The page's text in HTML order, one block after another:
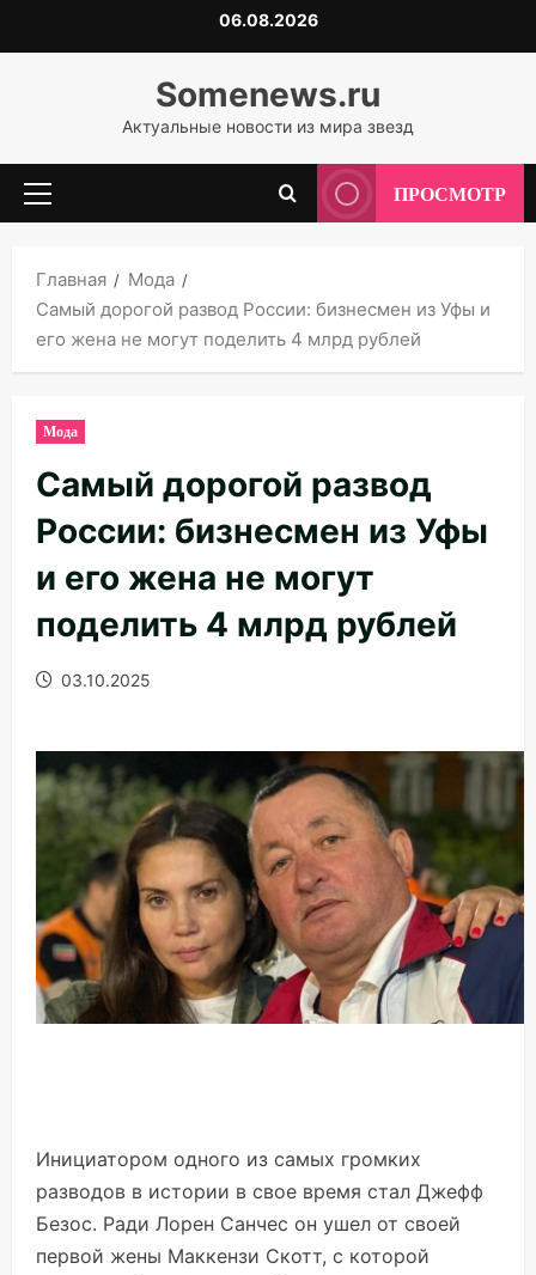
к
06.08.2026
Somenews.ru
Актуальные новости из мира звезд
Основное
ПРОСМОТР
Главная
Мода
Самый дорогой развод России: бизнесмен из Уфы и
его жена не могут поделить 4 млрд рублей
Мода
Самый дорогой развод
России: бизнесмен из Уфы
и его жена не могут
поделить 4 млрд рублей
03.10.2025
Инициатором одного из самых громких
разводов в истории в свое время стал Джефф
Безос. Ради Лорен Санчес он ушел от своей
первой жены Маккензи Скотт, с которой